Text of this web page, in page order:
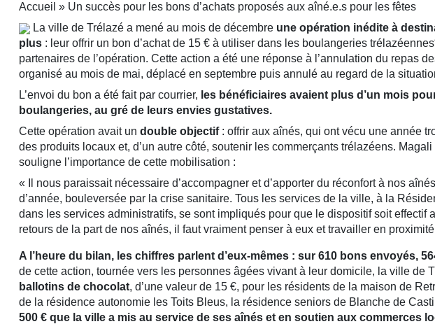
Accueil » Un succès pour les bons d’achats proposés aux aîné.e.s pour les fêtes
La ville de Trélazé a mené au mois de décembre une opération inédite à
plus : leur offrir un bon d’achat de 15 € à utiliser dans les boulangeries
partenaires de l’opération. Cette action a été une réponse à l’annulation du repas
organisé au mois de mai, déplacé en septembre puis annulé au regard de la
L’envoi du bon a été fait par courrier, les bénéficiaires avaient plus d’un mois
boulangeries, au gré de leurs envies gustatives.
Cette opération avait un double objectif: offrir aux aînés, qui ont vécu une année
des produits locaux et, d’un autre côté, soutenir les commerçants trélazéens.
souligne l’importance de cette mobilisation :
« Il nous paraissait nécessaire d’accompagner et d’apporter du réconfort à nos
d’année, bouleversée par la crise sanitaire. Tous les services de la ville, à la
dans les services administratifs, se sont impliqués pour que le dispositif soit effectif
retours de la part de nos aînés, il faut vraiment penser à eux et travailler en
A l’heure du bilan, les chiffres parlent d’eux-mêmes : sur 610 bons envoyés,
de cette action, tournée vers les personnes âgées vivant à leur domicile, la ville de
ballotins de chocolat, d’une valeur de 15 €, pour les résidents de la maison de
de la résidence autonomie les Toits Bleus, la résidence seniors de Blanche de
500 € que la ville a mis au service de ses aînés et en soutien aux commerces